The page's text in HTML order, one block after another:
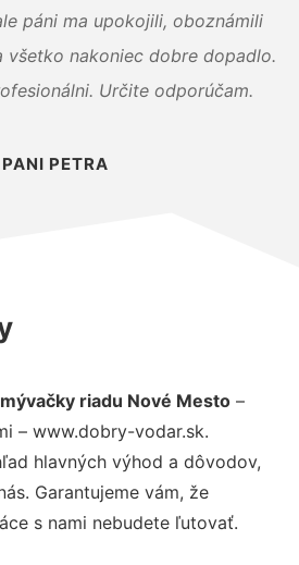
páni ma upokojili, oboznámili
všetko nakoniec dobre dopadlo.
Určite odporúčam.
PANI PETRA
riadu Nové Mesto –
– www.dobry-vodar.sk.
hlavných výhod a dôvodov,
Garantujeme vám, že
s nami nebudete ľutovať.